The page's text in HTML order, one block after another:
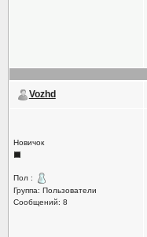
Vozhd
Новичок
Пол :
Группа: Пользователи
Сообщений: 8